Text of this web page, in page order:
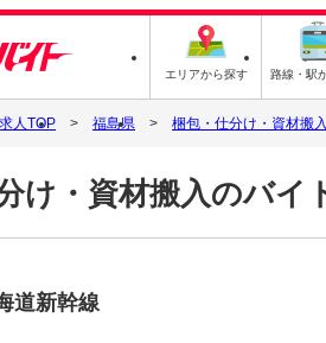
エリアから探す 路線・駅
人TOP 福島県 梱包・仕分け・資材搬
け・資材搬入のバイ
道新幹線